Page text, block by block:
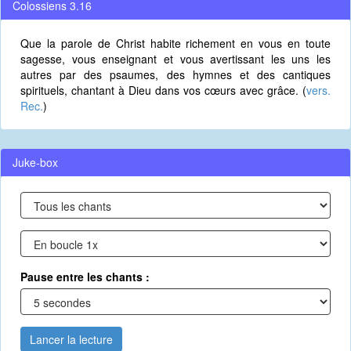
Colossiens 3.16
Que la parole de Christ habite richement en vous en toute
sagesse, vous enseignant et vous avertissant les uns les
autres par des psaumes, des hymnes et des cantiques
spirituels, chantant à Dieu dans vos cœurs avec grâce. (vers.
Rec.)
Juke-box
Pause entre les chants :
Lancer la lecture